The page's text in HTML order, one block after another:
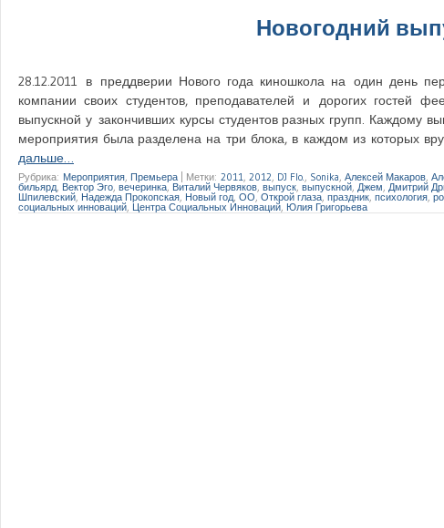
Новогодний
28.12.2011 в преддверии Нового года киношкола на один день
компании своих студентов, преподавателей и дорогих гостей
выпускной у закончивших курсы студентов разных групп. Каждому
мероприятия была разделена на три блока, в каждом из которых
дальше…
Рубрика: Мероприятия Премьера Метки: 2011 2012 DJ Flo. Sonika Алексей Макаров
бильярд Вектор Эго вечеринка, Виталий Червяков выпуск выпускной Джем Дмитрий
Шпилевский Надежда Прокопская Новый год ОО , Открой глаза, праздник психология ,
социальных инноваций Центра Социальных Инноваций Юлия Григорьева